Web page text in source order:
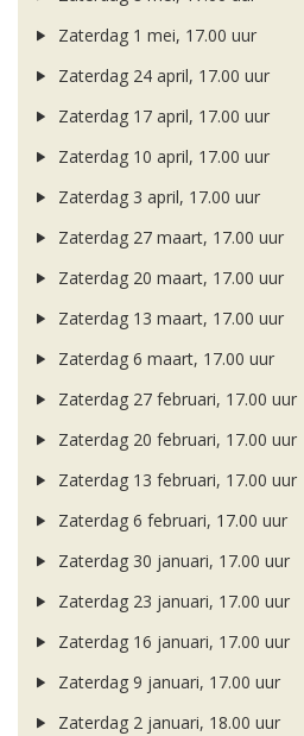
Zaterdag 1 mei, 17.00 uur
Zaterdag 24 april, 17.00 uur
Zaterdag 17 april, 17.00 uur
Zaterdag 10 april, 17.00 uur
Zaterdag 3 april, 17.00 uur
Zaterdag 27 maart, 17.00 uur
Zaterdag 20 maart, 17.00 uur
Zaterdag 13 maart, 17.00 uur
Zaterdag 6 maart, 17.00 uur
Zaterdag 27 februari, 17.00 uur
Zaterdag 20 februari, 17.00 uur
Zaterdag 13 februari, 17.00 uur
Zaterdag 6 februari, 17.00 uur
Zaterdag 30 januari, 17.00 uur
Zaterdag 23 januari, 17.00 uur
Zaterdag 16 januari, 17.00 uur
Zaterdag 9 januari, 17.00 uur
Zaterdag 2 januari, 18.00 uur